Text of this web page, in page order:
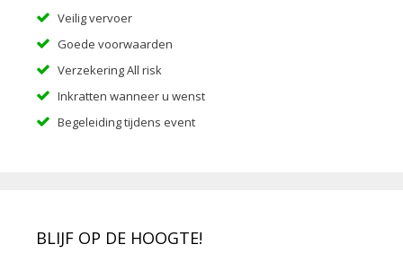
Veilig vervoer
Goede voorwaarden
Verzekering All risk
Inkratten wanneer u wenst
Begeleiding tijdens event
BLIJF OP DE HOOGTE!